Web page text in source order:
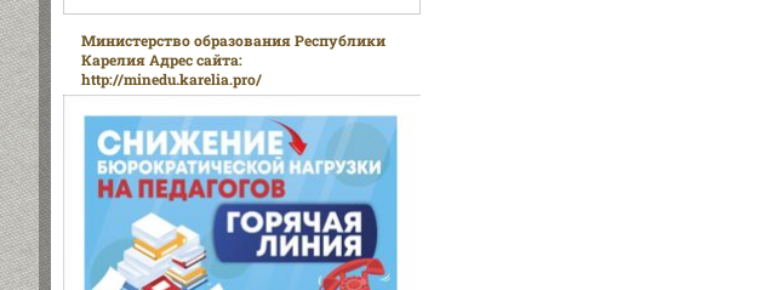
Министерство образования Республики
Карелия Адрес сайта:
http://minedu.karelia.pro/